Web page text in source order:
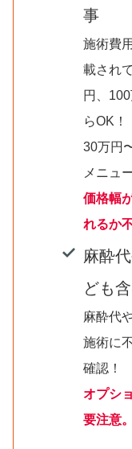
事
施術費
載され
円、
らOK！
30万円
メニュ
価格幅
れるか
麻酔
ども
麻酔代
施術に
確認！
オプシ
要注意。